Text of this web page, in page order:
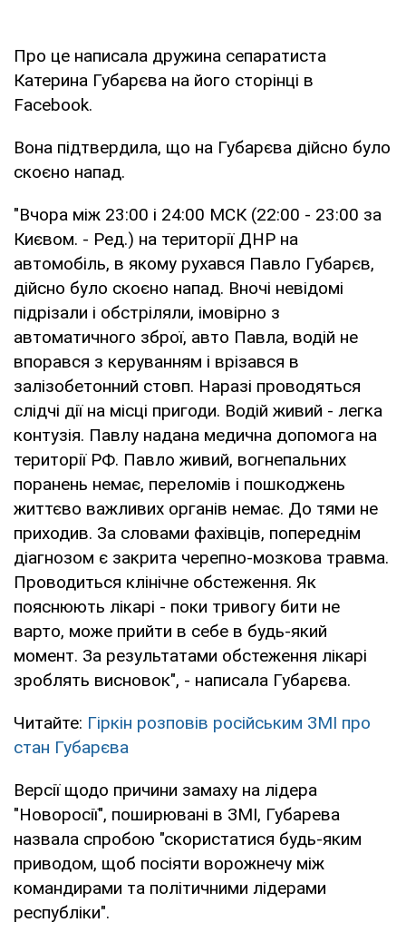
Про це написала дружина сепаратиста
Катерина Губарєва на його сторінці в
Facebook.
Вона підтвердила, що на Губарєва дійсно було
скоєно напад.
"Вчора між 23:00 і 24:00 МСК (22:00 - 23:00 за
Києвом. - Ред.) на території ДНР на
автомобіль, в якому рухався Павло Губарєв,
дійсно було скоєно напад. Вночі невідомі
підрізали і обстріляли, імовірно з
автоматичного зброї, авто Павла, водій не
впорався з керуванням і врізався в
залізобетонний стовп. Наразі проводяться
слідчі дії на місці пригоди. Водій живий - легка
контузія. Павлу надана медична допомога на
території РФ. Павло живий, вогнепальних
поранень немає, переломів і пошкоджень
життєво важливих органів немає. До тями не
приходив. За словами фахівців, попереднім
діагнозом є закрита черепно-мозкова травма.
Проводиться клінічне обстеження. Як
пояснюють лікарі - поки тривогу бити не
варто, може прийти в себе в будь-який
момент. За результатами обстеження лікарі
зроблять висновок", - написала Губарєва.
Читайте: Гіркін розповів російським ЗМІ про
стан Губарєва
Версії щодо причини замаху на лідера
"Новоросії", поширювані в ЗМІ, Губарева
назвала спробою "скористатися будь-яким
приводом, щоб посіяти ворожнечу між
командирами та політичними лідерами
республіки".